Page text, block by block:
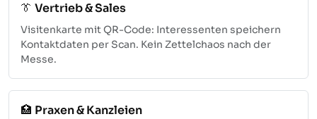
👔 Vertrieb & Sales
Visitenkarte mit QR-Code: Interessenten speichern
Kontaktdaten per Scan. Kein Zettelchaos nach der
Messe.
🏥 Praxen & Kanzleien